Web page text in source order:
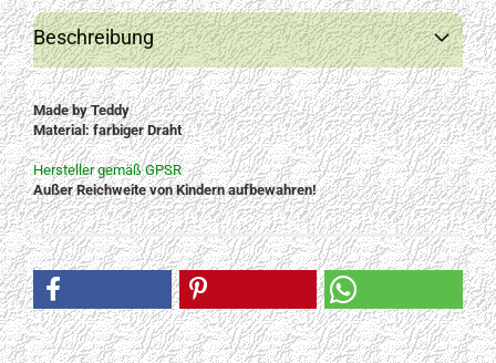
Beschreibung
Made by Teddy
Material: farbiger Draht
Hersteller gemäß GPSR
Außer Reichweite von Kindern aufbewahren!